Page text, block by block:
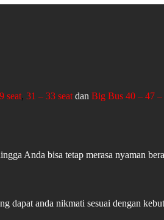
seat, 31 – 33 seat dan Big Bus 40 – 47 –
Anda bisa tetap merasa nyaman
anda nikmati sesuai dengan